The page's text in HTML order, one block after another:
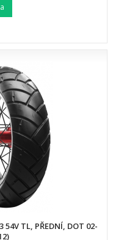
54V TL, PŘEDNÍ, DOT 02-